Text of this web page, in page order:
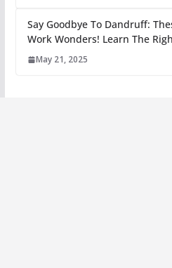
Say Goodbye To Dandruff:
Work Wonders! Learn The
May 21, 2025